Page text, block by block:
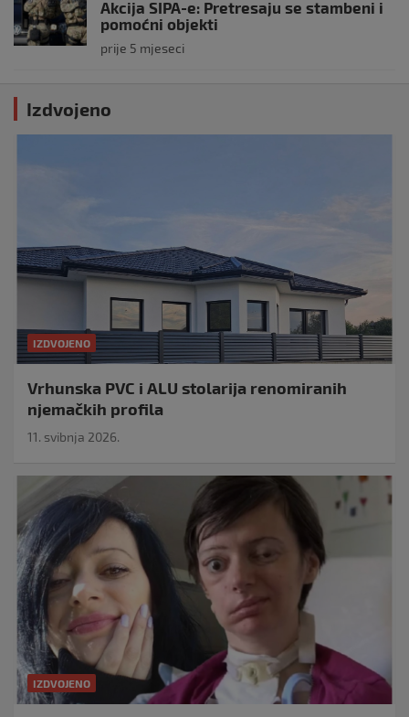
Akcija SIPA-e: Pretresaju se stambeni i
pomoćni objekti
prije 5 mjeseci
Izdvojeno
IZDVOJENO
Vrhunska PVC i ALU stolarija renomiranih
njemačkih profila
11. svibnja 2026.
IZDVOJENO